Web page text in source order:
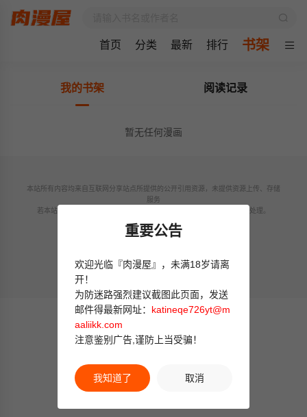
首页 分类 最新 排行 书架
我的书架 阅读记录
暂无任何漫画
本站所有内容均来自互联网分享站点所提供的公开引用资源，未提供资源上传、存储
服务
若本站收录内容侵犯了您的权益，请附说明联系邮箱，本站将第一时间处理。
sanfeng687@gmail.com
© 2024 rman8.com All rights reservd.
重要公告
欢迎光临『肉漫屋』，未满18岁请离
开！
为防迷路强烈建议截图此页面，发送
邮件得最新网址： katineqe726yt@m
aaliikk.com
注意鉴别广告,谨防上当受骗！
我知道了 取消